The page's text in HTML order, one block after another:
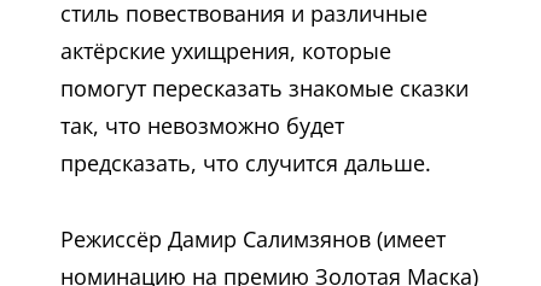
стиль повествования и различные
актёрские ухищрения, которые
помогут пересказать знакомые сказки
так, что невозможно будет
предсказать, что случится дальше.
Режиссёр Дамир Салимзянов (имеет
номинацию на премию Золотая Маска)